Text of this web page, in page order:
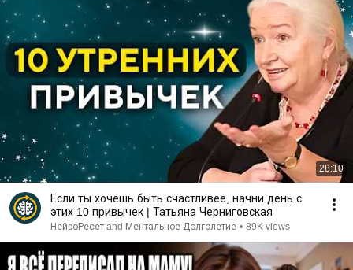
28:10
Если ты хочешь быть счастливее, начни день с
этих 10 привычек | Татьяна Черниговская
НейроРесет and Ментальное Долголетие • 89K views